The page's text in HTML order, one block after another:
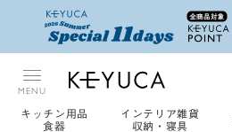
MENU
キッチン用品
食器
インテリア雑貨
収納・寝具